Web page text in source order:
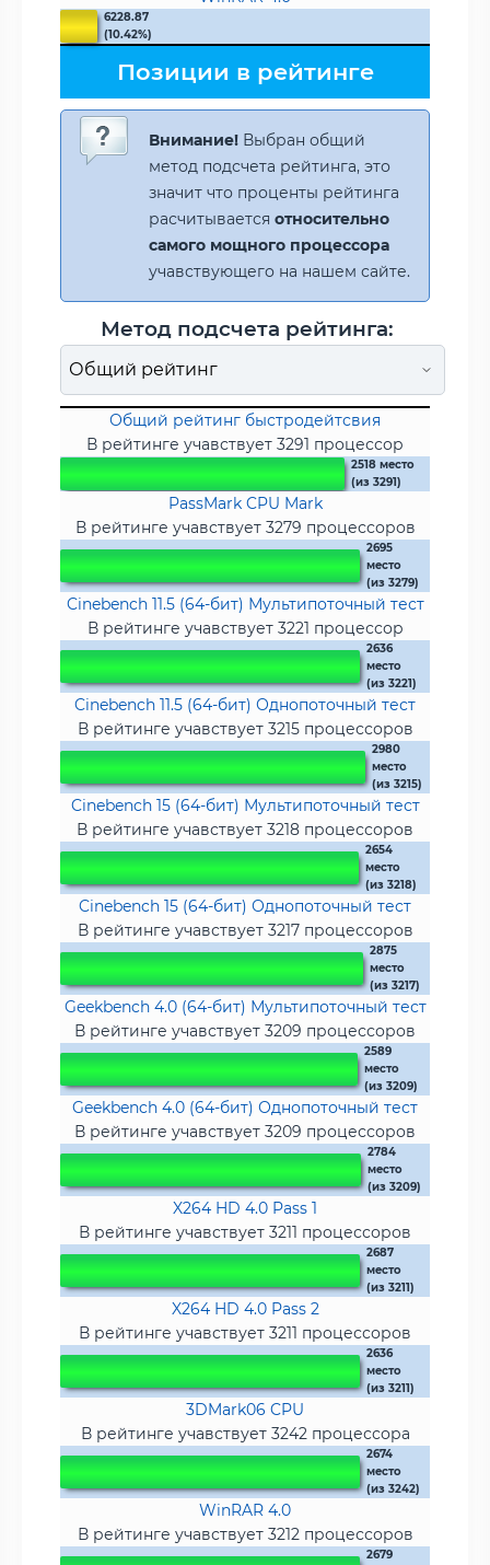
6228.87
(10.42%)
Позиции в рейтинге
Внимание! Выбран общий
метод подсчета рейтинга, это
значит что проценты рейтинга
расчитывается относительно
самого мощного процессора
учавствующего на нашем сайте.
Метод подсчета рейтинга:
Общий рейтинг быстродейтсвия
В рейтинге учавствует 3291 процессор
2518 место
(из 3291)
PassMark CPU Mark
В рейтинге учавствует 3279 процессоров
2695
место
(из 3279)
Cinebench 11.5 (64-бит) Мультипоточный тест
В рейтинге учавствует 3221 процессор
2636
место
(из 3221)
Cinebench 11.5 (64-бит) Однопоточный тест
В рейтинге учавствует 3215 процессоров
2980
место
(из 3215)
Cinebench 15 (64-бит) Мультипоточный тест
В рейтинге учавствует 3218 процессоров
2654
место
(из 3218)
Cinebench 15 (64-бит) Однопоточный тест
В рейтинге учавствует 3217 процессоров
2875
место
(из 3217)
Geekbench 4.0 (64-бит) Мультипоточный тест
В рейтинге учавствует 3209 процессоров
2589
место
(из 3209)
Geekbench 4.0 (64-бит) Однопоточный тест
В рейтинге учавствует 3209 процессоров
2784
место
(из 3209)
X264 HD 4.0 Pass 1
В рейтинге учавствует 3211 процессоров
2687
место
(из 3211)
X264 HD 4.0 Pass 2
В рейтинге учавствует 3211 процессоров
2636
место
(из 3211)
3DMark06 CPU
В рейтинге учавствует 3242 процессора
2674
место
(из 3242)
WinRAR 4.0
В рейтинге учавствует 3212 процессоров
2679